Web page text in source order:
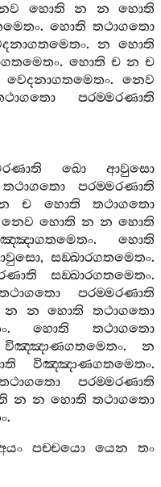
හොති න න
හොති
. හොති තථාගතො
. න හොති
. හොති ච න ච
වෙදනාගතමෙතං. නෙව
පරම‍්මරණාති
ඛො
ආවුසො
තථාගතො
පරම‍්මරණාති
ච හොති
තථාගතො
නෙව හොති න න හොති
.හොති
, සඞ‍්ඛාරගතමෙතං.
සඞ‍්ඛාරගතමෙතං.
පරම‍්මරණාති
න න හොති
තථාගතො
.හොති
තථාගතො
විඤ‍්ඤාණගතමෙතං. න
විඤ‍්ඤාණගතමෙතං.
පරම‍්මරණාති
න න හොති තථාගතො
.
පච‍්චයො යෙන
තං